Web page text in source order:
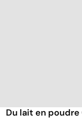
Du lait en